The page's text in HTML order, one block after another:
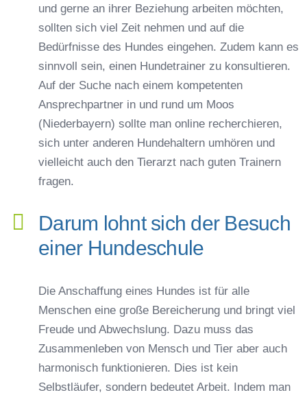
und gerne an ihrer Beziehung arbeiten möchten,
sollten sich viel Zeit nehmen und auf die
Bedürfnisse des Hundes eingehen. Zudem kann es
sinnvoll sein, einen Hundetrainer zu konsultieren.
Auf der Suche nach einem kompetenten
Ansprechpartner in und rund um Moos
(Niederbayern) sollte man online recherchieren,
sich unter anderen Hundehaltern umhören und
vielleicht auch den Tierarzt nach guten Trainern
fragen.
Darum lohnt sich der Besuch
einer Hundeschule
Die Anschaffung eines Hundes ist für alle
Menschen eine große Bereicherung und bringt viel
Freude und Abwechslung. Dazu muss das
Zusammenleben von Mensch und Tier aber auch
harmonisch funktionieren. Dies ist kein
Selbstläufer, sondern bedeutet Arbeit. Indem man